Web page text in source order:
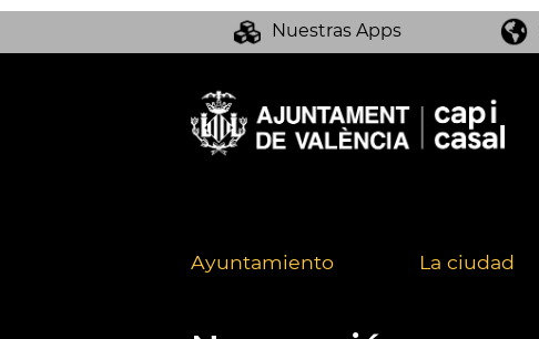
Nuestras Apps
Ayuntamiento La ciudad